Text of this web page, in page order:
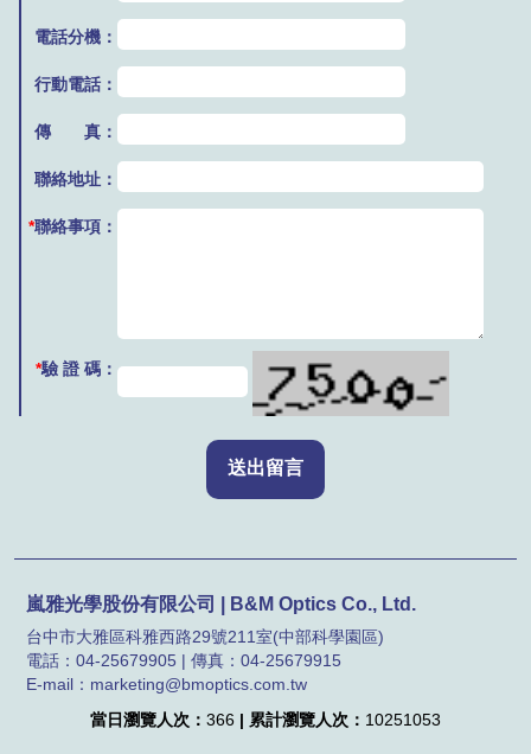
電話分機：
行動電話：
傳 真：
聯絡地址：
*聯絡事項：
*驗 證 碼：
嵐雅光學股份有限公司 | B&M Optics Co., Ltd.
台中市大雅區科雅西路29號211室(中部科學園區)
電話：04-25679905 | 傳真：04-25679915
E-mail：marketing@bmoptics.com.tw
當日瀏覽人次： 366 | 累計瀏覽人次： 10251053